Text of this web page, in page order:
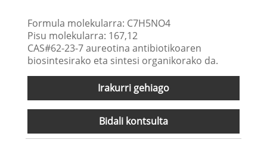
Formula molekularra: C7H5NO4
Pisu molekularra: 167,12
CAS#62-23-7 aureotina antibiotikoaren
biosintesirako eta sintesi organikorako da.
Irakurri gehiago
Bidali kontsulta